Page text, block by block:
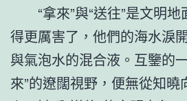
“拿來”與“送往”是文明
得更厲害了，他們的海水淚
與氣泡水的混合液。互鑒的
來”的遼闊視野，便無從知曉